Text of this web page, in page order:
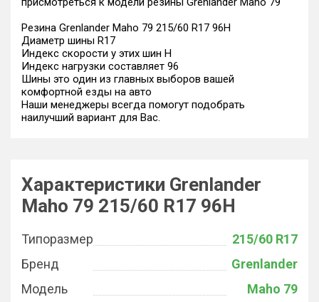
Резина Grenlander Maho 79 215/60 R17 96H
Диаметр шины R17
Индекс скорости у этих шин H
Индекс нагрузки составляет 96
Шины это один из главных выборов вашей
комфортной езды на авто
Наши менеджеры всегда помогут подобрать
наилучший вариант для Вас.
Характеристики Grenlander
Maho 79 215/60 R17 96H
Типоразмер
215/60 R17
Бренд
Grenlander
Модель
Maho 79